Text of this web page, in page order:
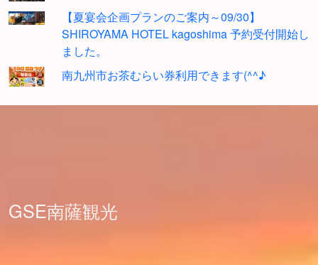
【夏宴会企画プランのご案内～09/30】
SHIROYAMA HOTEL kagoshima 予約受付開始し
ました。
南九州市お茶むらい券利用できます(^^♪
GSE南薩観光